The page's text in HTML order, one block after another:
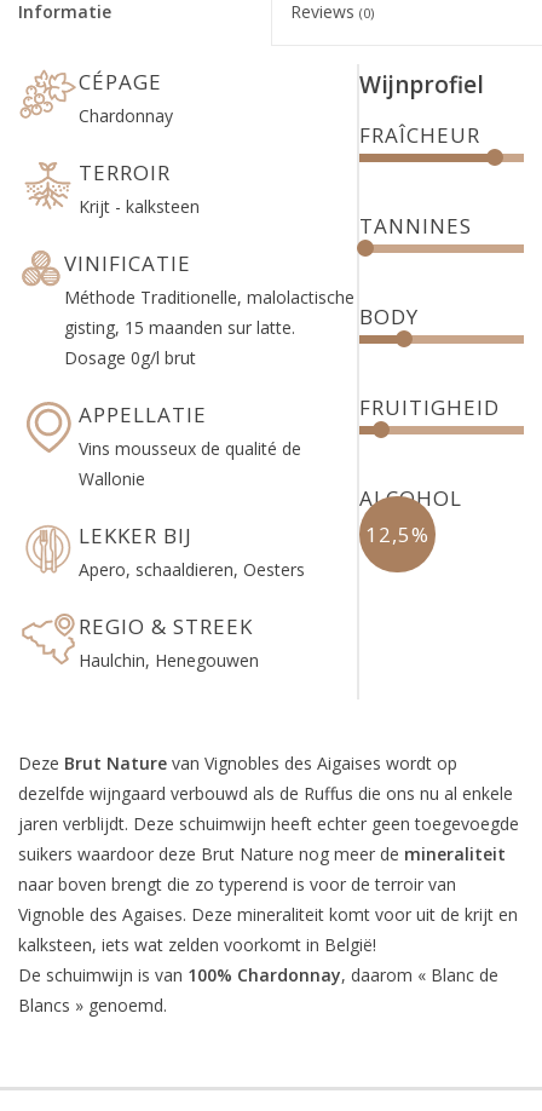
Informatie Reviews (0)
CÉPAGE
Chardonnay
TERROIR
Krijt - kalksteen
VINIFICATIE
Méthode Traditionelle, malolactische
gisting, 15 maanden sur latte.
Dosage 0g/l brut
APPELLATIE
Vins mousseux de qualité de
Wallonie
LEKKER BIJ
Apero, schaaldieren, Oesters
REGIO & STREEK
Haulchin, Henegouwen
Wijnprofiel
FRAÎCHEUR
TANNINES
BODY
FRUITIGHEID
ALCOHOL
12,5%
Deze Brut Nature van Vignobles des Aigaises wordt op
dezelfde wijngaard verbouwd als de Ruffus die ons nu al enkele
jaren verblijdt. Deze schuimwijn heeft echter geen toegevoegde
suikers waardoor deze Brut Nature nog meer de mineraliteit
naar boven brengt die zo typerend is voor de terroir van
Vignoble des Agaises. Deze mineraliteit komt voor uit de krijt en
kalksteen, iets wat zelden voorkomt in België!
De schuimwijn is van 100% Chardonnay, daarom « Blanc de
Blancs » genoemd.